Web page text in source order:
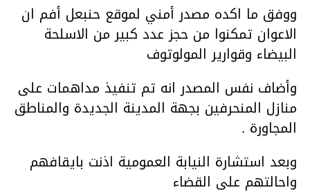
ووفق ما اكده مصدر أمني لموقع حنبعل أفم ان
الاعوان تمكنوا من حجز عدد كبير من الاسلحة
البيضاء وقوارير المولوتوف
وأضاف نفس المصدر انه تم تنفيذ مداهمات على
منازل المنحرفين بجهة المدينة الجديدة والمناطق
المجاورة .
وبعد استشارة النيابة العمومية اذنت بايقافهم
واحالتهم على القضاء